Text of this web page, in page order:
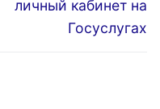
личный кабинет на
Госуслугах